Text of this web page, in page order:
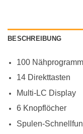
BESCHREIBUNG
100
14 Direkttasten
Multi-LC Display
6 Knopflöcher
Spulen-